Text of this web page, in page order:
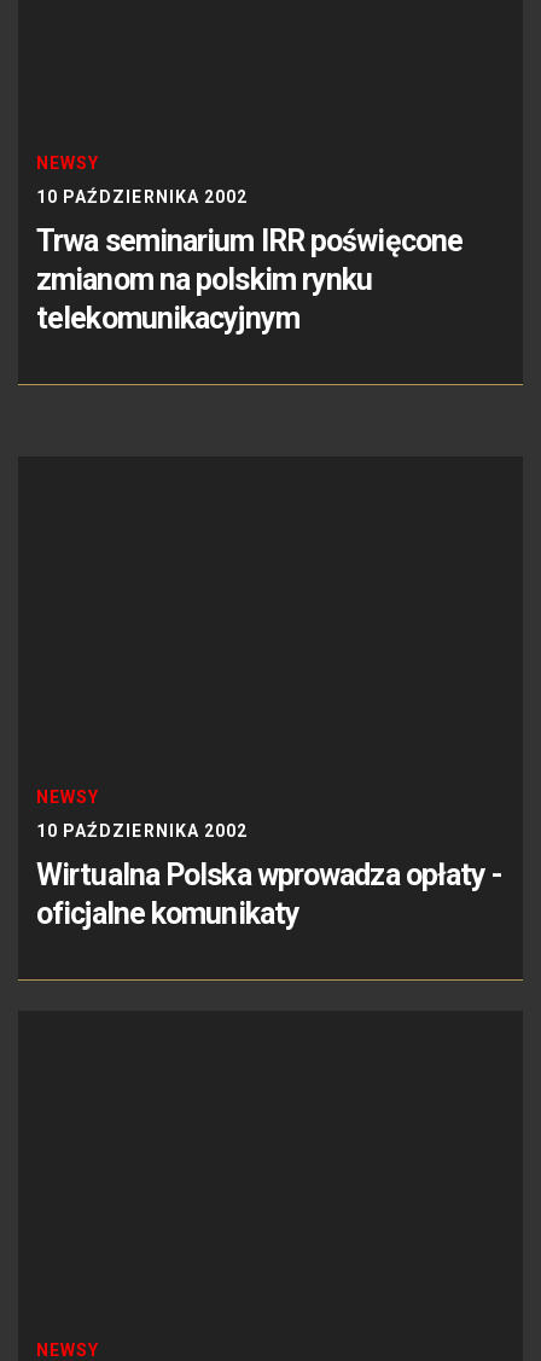
NEWSY
10 PAŹDZIERNIKA 2002
Trwa seminarium IRR poświęcone
zmianom na polskim rynku
telekomunikacyjnym
NEWSY
10 PAŹDZIERNIKA 2002
Wirtualna Polska wprowadza opłaty -
oficjalne komunikaty
NEWSY